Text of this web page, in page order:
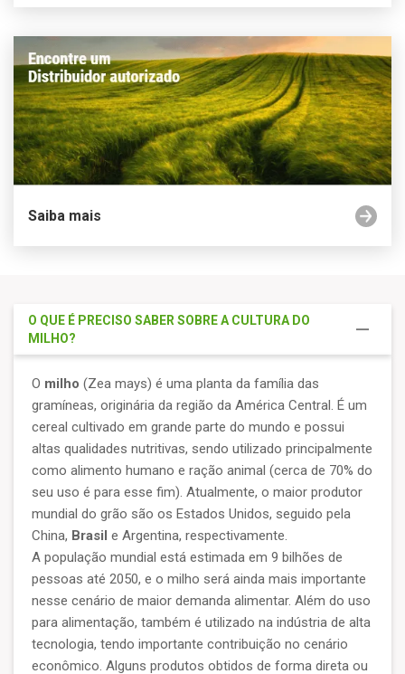
Saiba mais
O QUE É PRECISO SABER SOBRE A CULTURA DO
MILHO?
O milho (Zea mays) é uma planta da família das
gramíneas, originária da região da América Central. É um
cereal cultivado em grande parte do mundo e possui
altas qualidades nutritivas, sendo utilizado principalmente
como alimento humano e ração animal (cerca de 70% do
seu uso é para esse fim). Atualmente, o maior produtor
mundial do grão são os Estados Unidos, seguido pela
China, Brasil e Argentina, respectivamente.
A população mundial está estimada em 9 bilhões de
pessoas até 2050, e o milho será ainda mais importante
nesse cenário de maior demanda alimentar. Além do uso
para alimentação, também é utilizado na indústria de alta
tecnologia, tendo importante contribuição no cenário
econômico. Alguns produtos obtidos de forma direta ou